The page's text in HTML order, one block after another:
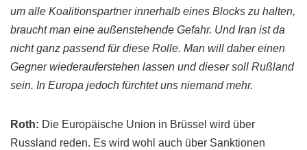
um alle Koalitionspartner innerhalb eines Blocks zu halten,
braucht man eine außenstehende Gefahr. Und Iran ist da
nicht ganz passend für diese Rolle. Man will daher einen
Gegner wiederauferstehen lassen und dieser soll Rußland
sein. In Europa jedoch fürchtet uns niemand mehr.
Roth: Die Europäische Union in Brüssel wird über
Russland reden. Es wird wohl auch über Sanktionen